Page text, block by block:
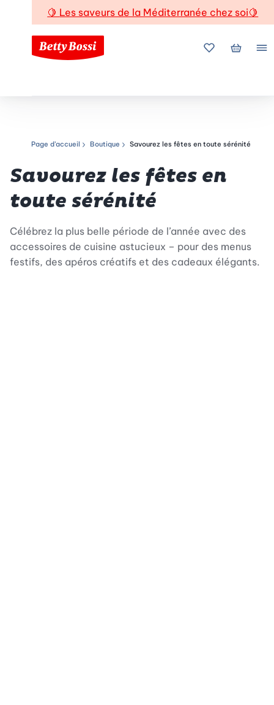
🍋 Les saveurs de la Méditerranée chez soi🍋
Mes favoris
Mon
Chemin de navigation
Page d’accueil Boutique Savourez les fêtes en toute sérénité
Savourez les fêtes en
toute sérénité
Célébrez la plus belle période de l’année avec des
accessoires de cuisine astucieux – pour des menus
festifs, des apéros créatifs et des cadeaux élégants.